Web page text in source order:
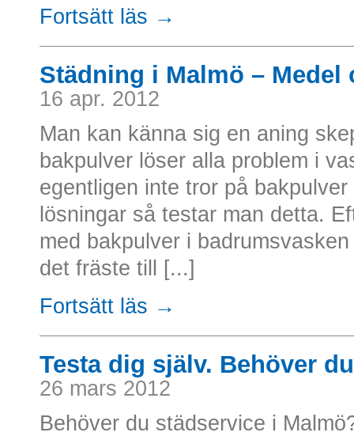
Fortsätt läs →
Städning i Malmö –
16 apr. 2012
Man kan känna sig en aning
bakpulver löser alla problem i
egentligen inte tror på
lösningar så testar man detta.
med bakpulver i
det fräste till [...]
Fortsätt läs →
Testa dig själv. Behöver
26 mars 2012
Behöver du städservice i